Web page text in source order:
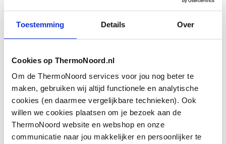
Toestemming Details Over
Cookies op ThermoNoord.nl
Om de ThermoNoord services voor jou nog beter te
maken, gebruiken wij altijd functionele en analytische
cookies (en daarmee vergelijkbare technieken). Ook
willen we cookies plaatsen om je bezoek aan de
ThermoNoord website en webshop en onze
communicatie naar jou makkelijker en persoonlijker te
Materiaalkwaliteit Overig
Kleur Wit
Met
bevestigingsmateriaal
Nee
Geschikt voor meubel Ja
Downloads
Pictogramimage/png,120 KB